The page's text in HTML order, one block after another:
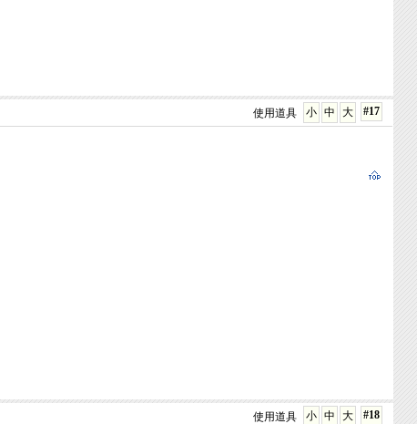
#17
大
中
小
使用道具
#18
大
中
小
使用道具